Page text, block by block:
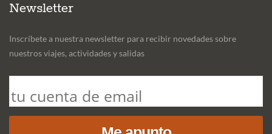
Newsletter
Inscríbete a nuestra newsletter para recibir novedades sobre
nuestros viajes, actividades y salidas